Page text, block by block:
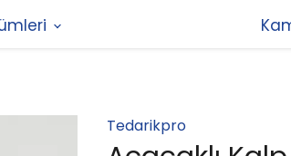
Tedarikpro